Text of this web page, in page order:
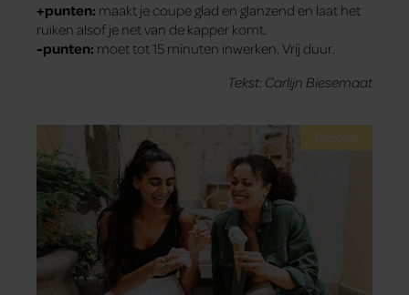
+punten: maakt je coupe glad en glanzend en laat het
ruiken alsof je net van de kapper komt.
-punten: moet tot 15 minuten inwerken. Vrij duur.
Tekst: Carlijn Biesemaat
Gezond